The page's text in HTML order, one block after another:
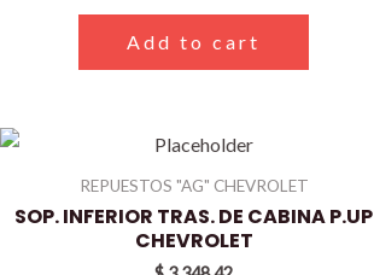
Add to cart
REPUESTOS "AG" CHEVROLET
SOP. INFERIOR TRAS. DE CABINA P.UP
CHEVROLET